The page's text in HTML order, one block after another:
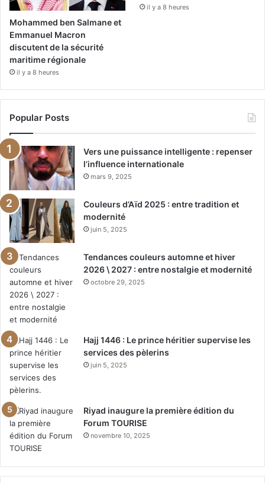
Mohammed ben Salmane et
Emmanuel Macron
discutent de la sécurité
maritime régionale
il y a 8 heures
il y a 8 heures
Popular Posts
Vers une puissance intelligente : repenser
l’influence internationale
mars 9, 2025
Couleurs d’Aïd 2025 : entre tradition et
modernité
juin 5, 2025
Tendances couleurs automne et hiver
2026 \ 2027 : entre nostalgie et modernité
octobre 29, 2025
Hajj 1446 : Le prince héritier supervise les
services des pèlerins
juin 5, 2025
Riyad inaugure la première édition du
Forum TOURISE
novembre 10, 2025